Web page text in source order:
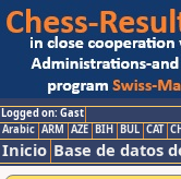
Logged on: Gast
Arabic ARM AZE BIH BUL CAT
Inicio Base de datos